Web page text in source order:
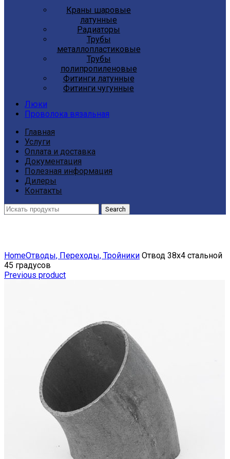
Краны шаровые
латунные
Радиаторы
Трубы
металлопластиковые
Трубы
полипропиленовые
Фитинги латунные
Фитинги чугунные
Люки
Проволока вязальная
Главная
Услуги
Оплата и доставка
Документация
Полезная информация
Дилеры
Контакты
Search
HomeОтводы, Переходы, Тройники Отвод 38х4 стальной
45 градусов
Previous product